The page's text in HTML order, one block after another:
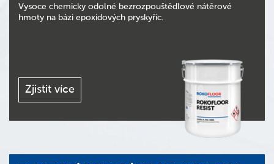
Vysoce chemicky odolné bezrozpouštědlové nátěrové
hmoty na bázi epoxidových pryskyřic.
Zjistit více